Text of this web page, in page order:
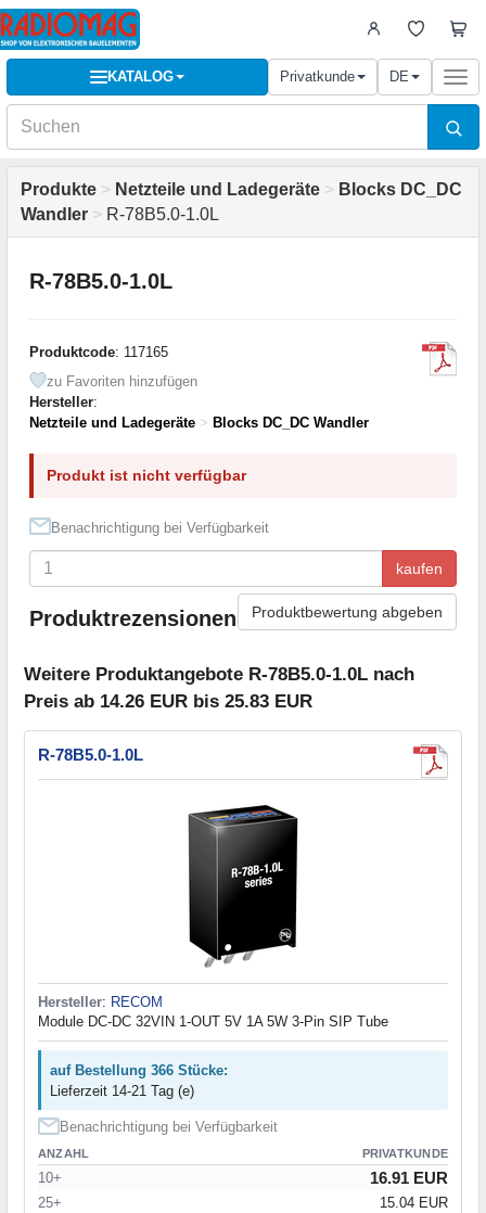
KATALOG Privatkunde DE
Produkte > Netzteile und Ladegeräte > Blocks DC_DC
Wandler > R-78B5.0-1.0L
R-78B5.0-1.0L
Produktcode: 117165
zu Favoriten hinzufügen
Hersteller:
Netzteile und Ladegeräte > Blocks DC_DC Wandler
Produkt ist nicht verfügbar
Benachrichtigung bei Verfügbarkeit
kaufen
Produktrezensionen Produktbewertung abgeben
Weitere Produktangebote R-78B5.0-1.0L nach
Preis ab 14.26 EUR bis 25.83 EUR
R-78B5.0-1.0L
Hersteller: RECOM
Module DC-DC 32VIN 1-OUT 5V 1A 5W 3-Pin SIP Tube
auf Bestellung 366 Stücke:
Lieferzeit 14-21 Tag (e)
Benachrichtigung bei Verfügbarkeit
ANZAHL PRIVATKUNDE
10+ 16.91 EUR
25+
15.04 EUR